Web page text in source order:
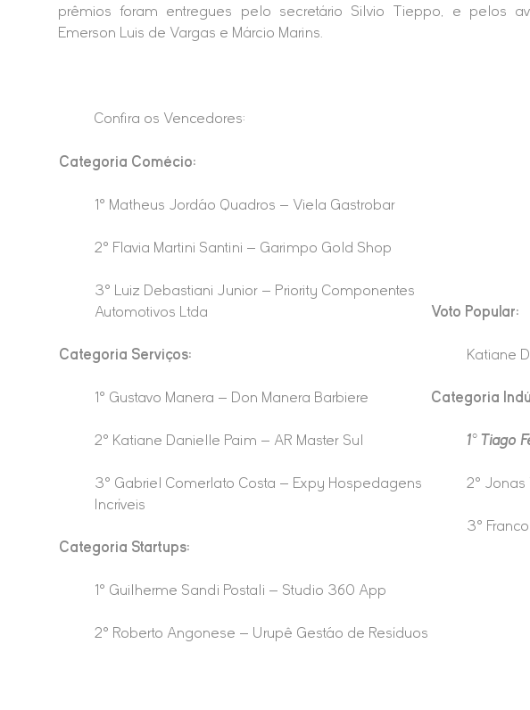
prêmios foram entregues pelo secretário Silvio Tieppo, e pelos
Emerson Luis de Vargas e Márcio Marins.
Confira os Vencedores:
Categoria Comécio:
1° Matheus Jordão Quadros – Viela Gastrobar
2° Flavia Martini Santini – Garimpo Gold Shop
3° Luiz Debastiani Junior – Priority Componentes
Automotivos Ltda
Categoria Serviços:
1° Gustavo Manera – Don Manera Barbiere
2° Katiane Danielle Paim – AR Master Sul
3° Gabriel Comerlato Costa – Expy Hospedagens
Incríveis
Categoria Startups:
1° Guilherme Sandi Postali – Studio 360 App
2° Roberto Angonese – Urupê Gestão de Resíduos
Voto Popular:
Katiane
Categoria
1° Tiago
2° Jonas
3°